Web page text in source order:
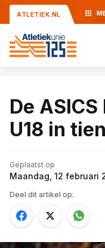
ATLETIEK.NL
De
U18 in
Geplaatst op
Maandag, 12 februari
Deel dit artikel op: